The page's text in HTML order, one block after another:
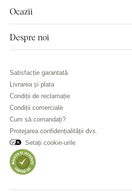
Ocazii
Despre noi
Satisfacție garantată
Livrarea și plata
Condiții de reclamație
Condiții comerciale
Cum să comandați?
Protejarea confidențialității dvs.
Setați cookie-urile